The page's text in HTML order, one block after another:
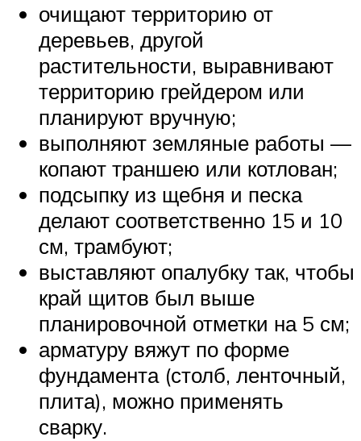
очищают территорию от
деревьев, другой
растительности, выравнивают
территорию грейдером или
планируют вручную;
выполняют земляные работы —
копают траншею или котлован;
подсыпку из щебня и песка
делают соответственно 15 и 10
см, трамбуют;
выставляют опалубку так, чтобы
край щитов был выше
планировочной отметки на 5 см;
арматуру вяжут по форме
фундамента (столб, ленточный,
плита), можно применять
сварку.